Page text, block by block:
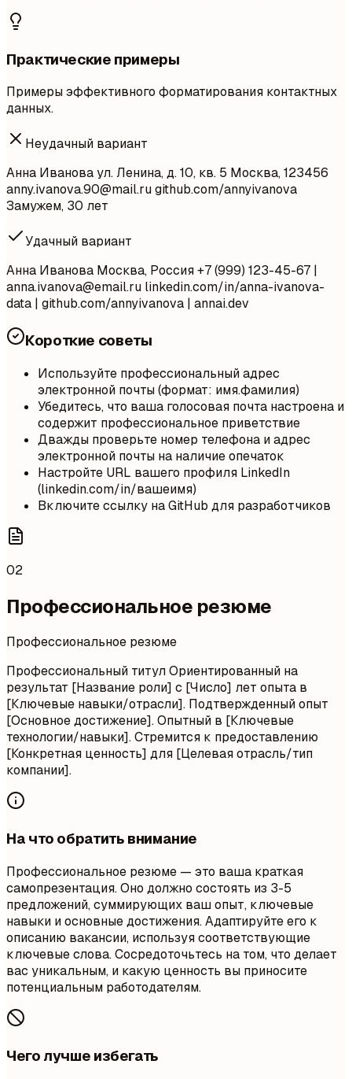
Практические примеры
Примеры эффективного форматирования контактных
данных.
Неудачный вариант
Анна Иванова ул. Ленина, д. 10, кв. 5 Москва, 123456
anny.ivanova.90@mail.rugithub.com/annyivanova
Замужем, 30 лет
Удачный вариант
Анна Иванова Москва, Россия +7 (999) 123-45-67 |
anna.ivanova@email.ru linkedin.com/in/anna-ivanova-
data | github.com/annyivanova | annai.dev
Короткие советы
Используйте профессиональный адрес
электронной почты (формат: имя.фамилия)
Убедитесь, что ваша голосовая почта настроена и
содержит профессиональное приветствие
Дважды проверьте номер телефона и адрес
электронной почты на наличие опечаток
Настройте URL вашего профиля LinkedIn
(linkedin.com/in/вашеимя)
Включите ссылку на GitHub для разработчиков
02
Профессиональное резюме
Профессиональное резюме
Профессиональный титул Ориентированный на
результат [Название роли] с [Число] лет опыта в
[Ключевые навыки/отрасли]. Подтвержденный опыт
[Основное достижение]. Опытный в [Ключевые
технологии/навыки]. Стремится к предоставлению
[Конкретная ценность] для [Целевая отрасль/тип
компании].
На что обратить внимание
Профессиональное резюме — это ваша краткая
самопрезентация. Оно должно состоять из 3-5
предложений, суммирующих ваш опыт, ключевые
навыки и основные достижения. Адаптируйте его к
описанию вакансии, используя соответствующие
ключевые слова. Сосредоточьтесь на том, что делает
вас уникальным, и какую ценность вы приносите
потенциальным работодателям.
Чего лучше избегать